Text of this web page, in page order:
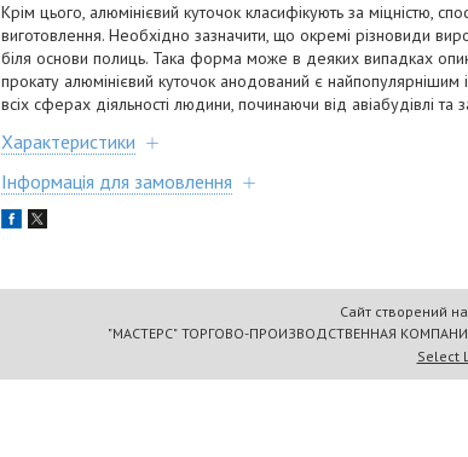
Крім цього, алюмінієвий куточок класифікують за міцністю,
виготовлення. Необхідно зазначити, що окремі різновиди
біля основи полиць. Така форма може в деяких випадках
прокату алюмінієвий куточок анодований є
всіх сферах діяльності людини, починаючи від авіабудівлі та
Характеристики
Інформація для замовлення
Сайт створений
Select